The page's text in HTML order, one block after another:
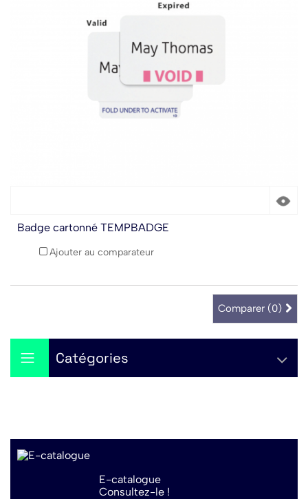
Badge cartonné TEMPBADGE
Ajouter au comparateur
Comparer (0)
Catégories
E-catalogue
Consultez-le !